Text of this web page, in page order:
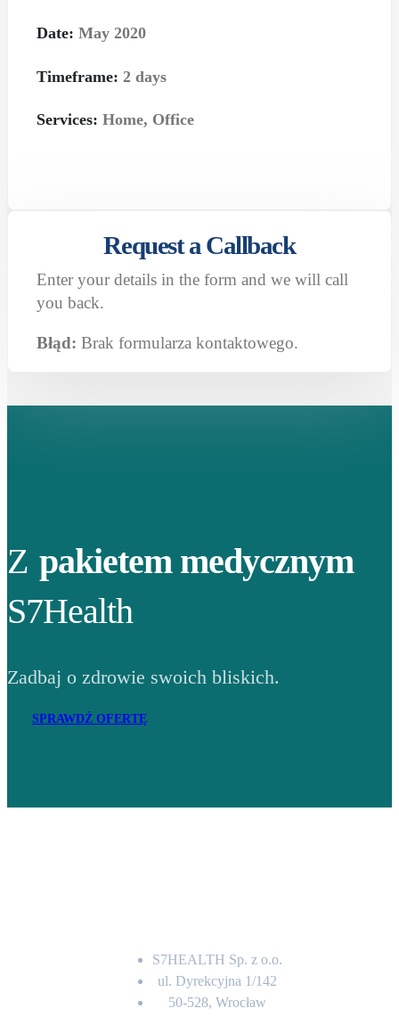
Date: May 2020
Timeframe: 2 days
Services: Home, Office
Request a Callback
Enter your details in the form and we will call
you back.
Błąd: Brak formularza kontaktowego.
Z pakietem medycznym
S7Health
Zadbaj o zdrowie swoich bliskich.
SPRAWDŹ OFERTĘ
S7HEALTH Sp. z o.o.
ul. Dyrekcyjna 1/142
50-528, Wrocław